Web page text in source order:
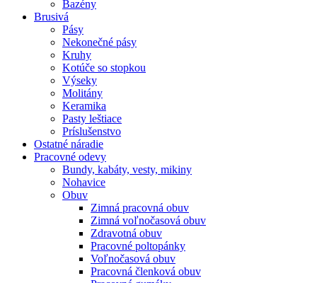
Bazény
Brusivá
Pásy
Nekonečné pásy
Kruhy
Kotúče so stopkou
Výseky
Molitány
Keramika
Pasty leštiace
Príslušenstvo
Ostatné náradie
Pracovné odevy
Bundy, kabáty, vesty, mikiny
Nohavice
Obuv
Zimná pracovná obuv
Zimná voľnočasová obuv
Zdravotná obuv
Pracovné poltopánky
Voľnočasová obuv
Pracovná členková obuv